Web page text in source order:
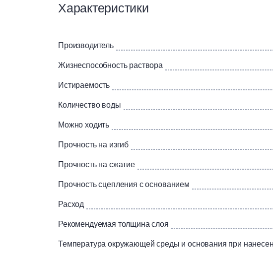
коммуникаций. Предназначен для сплошного (от 5 до 80
при необходимости выравнивается наливными полами
Характеристики
Производитель
Жизнеспособность раствора
Истираемость
Количество воды
Можно ходить
Прочность на изгиб
Прочность на сжатие
Прочность сцепления с основанием
Расход
Рекомендуемая толщина слоя
Температура окружающей среды и основания при